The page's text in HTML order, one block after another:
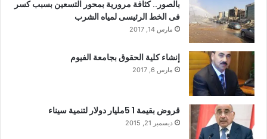
بالصور.. كثافة مرورية بمحور التسعين بسبب كسر
فى الخط الرئيسى لمياه الشرب
مارس 14, 2017
إنشاء كلية الحقوق بجامعة الفيوم
مارس 6, 2017
قروض بقيمة 1 5مليار دولار لتنمية سيناء
ديسمبر 21, 2015